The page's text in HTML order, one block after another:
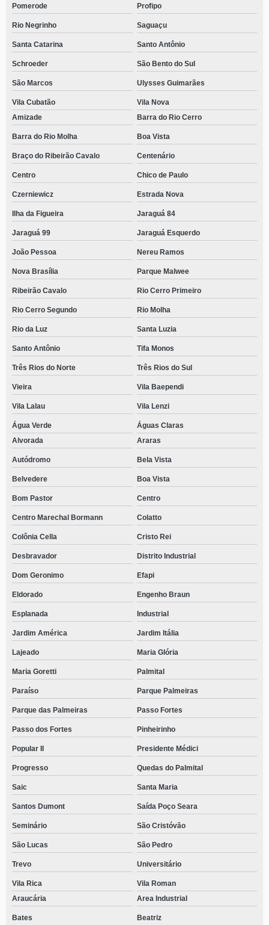
Pomerode Profipo
Rio Negrinho Saguaçu
Santa Catarina Santo Antônio
Schroeder São Bento do Sul
São Marcos Ulysses Guimarães
Vila Cubatão
Vila Nova
Amizade
Barra do Rio Cerro
Barra do Rio Molha Boa Vista
Braço do Ribeirão Cavalo Centenário
Centro Chico de Paulo
Czerniewicz Estrada Nova
Ilha da Figueira Jaraguá 84
Jaraguá 99 Jaraguá Esquerdo
João Pessoa Nereu Ramos
Nova Brasília Parque Malwee
Ribeirão Cavalo Rio Cerro Primeiro
Rio Cerro Segundo Rio Molha
Rio da Luz Santa Luzia
Santo Antônio Tifa Monos
Três Rios do Norte Três Rios do Sul
Vieira Vila Baependi
Vila Lalau Vila Lenzi
Água Verde
Águas Claras
Alvorada
Araras
Autódromo Bela Vista
Belvedere Boa Vista
Bom Pastor Centro
Centro Marechal Bormann Colatto
Colônia Cella Cristo Rei
Desbravador Distrito Industrial
Dom Geronimo Efapi
Eldorado Engenho Braun
Esplanada Industrial
Jardim América Jardim Itália
Lajeado Maria Glória
Maria Goretti Palmital
Paraíso Parque Palmeiras
Parque das Palmeiras Passo Fortes
Passo dos Fortes Pinheirinho
Popular II Presidente Médici
Progresso Quedas do Palmital
Saic Santa Maria
Santos Dumont Saída Poço Seara
Seminário São Cristóvão
São Lucas São Pedro
Trevo Universitário
Vila Rica
Vila Roman
Araucária
Area Industrial
Bates Beatriz